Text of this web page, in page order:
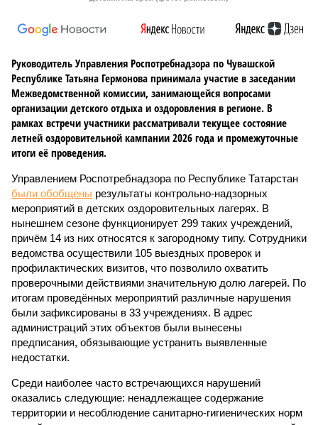
Руководитель Управления Роспотребнадзора по Чувашской
Республике Татьяна Гермонова принимала участие в заседании
Межведомственной комиссии, занимающейся вопросами
организации детского отдыха и оздоровления в регионе. В
рамках встречи участники рассматривали текущее состояние
летней оздоровительной кампании 2026 года и промежуточные
итоги её проведения.
Управлением Роспотребнадзора по Республике Татарстан
были обобщены результаты контрольно-надзорных
мероприятий в детских оздоровительных лагерях. В
нынешнем сезоне функционирует 299 таких учреждений,
причём 14 из них относятся к загородному типу. Сотрудники
ведомства осуществили 105 выездных проверок и
профилактических визитов, что позволило охватить
проверочными действиями значительную долю лагерей. По
итогам проведённых мероприятий различные нарушения
были зафиксированы в 33 учреждениях. В адрес
администраций этих объектов были вынесены
предписания, обязывающие устранить выявленные
недостатки.
Среди наиболее часто встречающихся нарушений
оказались следующие: ненадлежащее содержание
территории и несоблюдение санитарно-гигиенических норм